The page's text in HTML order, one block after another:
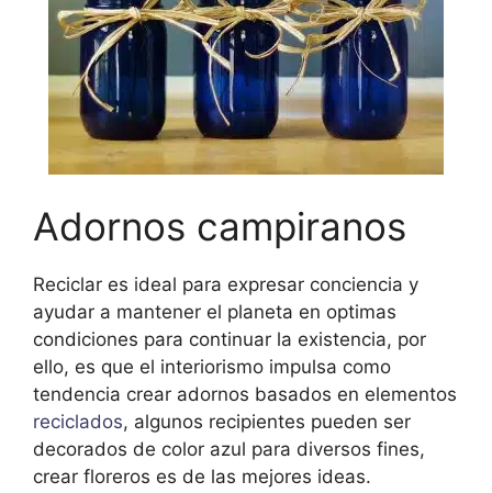
Adornos campiranos
Reciclar es ideal para expresar conciencia y
ayudar a mantener el planeta en optimas
condiciones para continuar la existencia, por
ello, es que el interiorismo impulsa como
tendencia crear adornos basados en elementos
reciclados, algunos recipientes pueden ser
decorados de color azul para diversos fines,
crear floreros es de las mejores ideas.